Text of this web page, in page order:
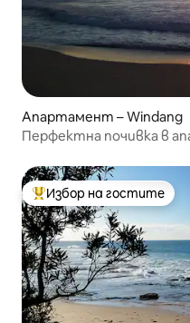
Апартамент – Windang
Перфектна почивка в
Най-популярен избор на
Избор на гостите